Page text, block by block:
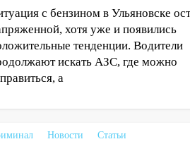
с бензином в Ульяновске
хотя уже и появились
тенденции. Водители
искать АЗС, где можно
а
Новости
Статьи